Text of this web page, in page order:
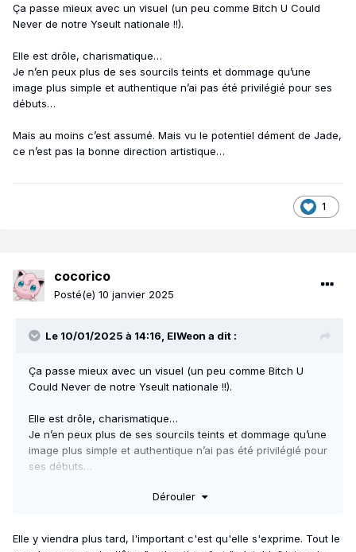
Ça passe mieux avec un visuel (un peu comme Bitch U Could
Never de notre Yseult nationale !!).
Elle est drôle, charismatique…
Je n’en peux plus de ses sourcils teints et dommage qu’une
image plus simple et authentique n’ai pas été privilégié pour ses
débuts…
Mais au moins c’est assumé. Mais vu le potentiel dément de Jade,
ce n’est pas la bonne direction artistique…
1
cocorico
Posté(e) 10 janvier 2025
Le 10/01/2025 à 14:16, ElWeon a dit :
Ça passe mieux avec un visuel (un peu comme Bitch U
Could Never de notre Yseult nationale !!).
Elle est drôle, charismatique…
Je n’en peux plus de ses sourcils teints et dommage qu’une
image plus simple et authentique n’ai pas été privilégié pour
ses débuts…
Mais au moins c’est assumé. Mais vu le potentiel dément de
Dérouler
Elle y viendra plus tard, l'important c'est qu'elle s'exprime. Tout le